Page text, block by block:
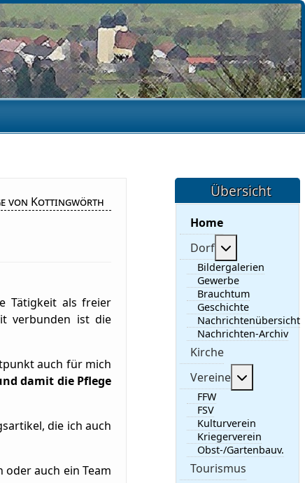
Übersicht
Home
Dorf
Bildergalerien
Gewerbe
Brauchtum
Geschichte
Nachrichtenübersicht
Nachrichten-Archiv
Kirche
Vereine
FFW
FSV
Kulturverein
Kriegerverein
Obst-/Gartenbauv.
Tourismus
von Kottingwörth
Tätigkeit als freier
verbunden ist die
auch für mich
damit die Pflege
die ich auch
auch ein Team